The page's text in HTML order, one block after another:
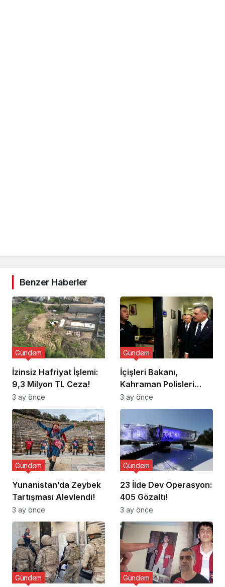
Benzer Haberler
İzinsiz Hafriyat İşlemi:
9,3 Milyon TL Ceza!
Gündem
3 ay önce
İçişleri Bakanı,
Kahraman Polisleri
Ziyaret Etti
Gündem
3 ay önce
Yunanistan’da Zeybek
Tartışması Alevlendi!
Gündem
3 ay önce
23 İlde Dev Operasyon:
405 Gözaltı!
Gündem
3 ay önce
Gündem Gündem